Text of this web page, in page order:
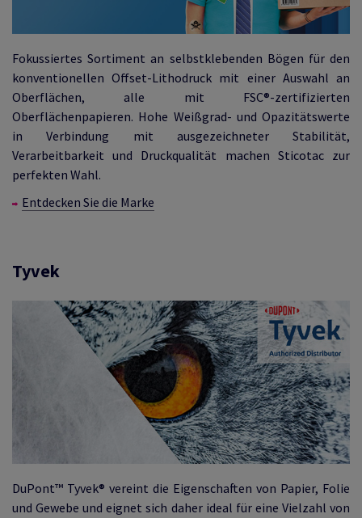
Fokussiertes Sortiment an selbstklebenden Bögen für den
konventionellen Offset-Lithodruck mit einer Auswahl an
Oberflächen, alle mit FSC®-zertifizierten
Oberflächenpapieren. Hohe Weißgrad- und Opazitätswerte
in Verbindung mit ausgezeichneter Stabilität,
Verarbeitbarkeit und Druckqualität machen Sticotac zur
perfekten Wahl.
Entdecken Sie die Marke
Tyvek
DuPont™ Tyvek® vereint die Eigenschaften von Papier, Folie
und Gewebe und eignet sich daher ideal für eine Vielzahl von